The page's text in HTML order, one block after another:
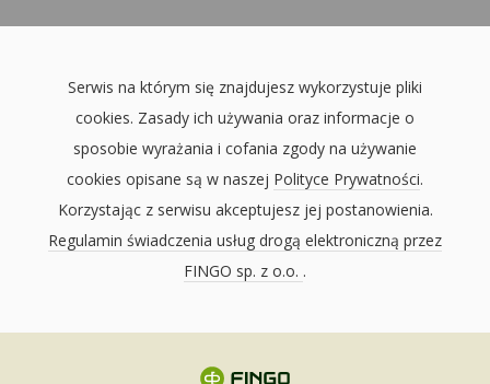
Serwis na którym się znajdujesz wykorzystuje pliki
cookies. Zasady ich używania oraz informacje o
sposobie wyrażania i cofania zgody na używanie
cookies opisane są w naszej Polityce Prywatności.
Korzystając z serwisu akceptujesz jej postanowienia.
Regulamin świadczenia usług drogą elektroniczną przez
FINGO sp. z o.o. .